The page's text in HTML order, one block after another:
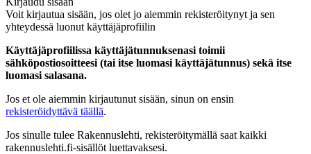
Voit kirjautua sisään, jos olet jo aiemmin rekisteröitynyt ja sen
yhteydessä luonut käyttäjäprofiilin
Käyttäjäprofiilissa käyttäjätunnuksenasi toimii
sähköpostiosoitteesi (tai itse luomasi käyttäjätunnus) sekä itse
luomasi salasana.
Jos et ole aiemmin kirjautunut sisään, sinun on ensin
rekisteröidyttävä täällä.
Jos sinulle tulee Rakennuslehti, rekisteröitymällä saat kaikki
rakennuslehti.fi-sisällöt luettavaksesi.